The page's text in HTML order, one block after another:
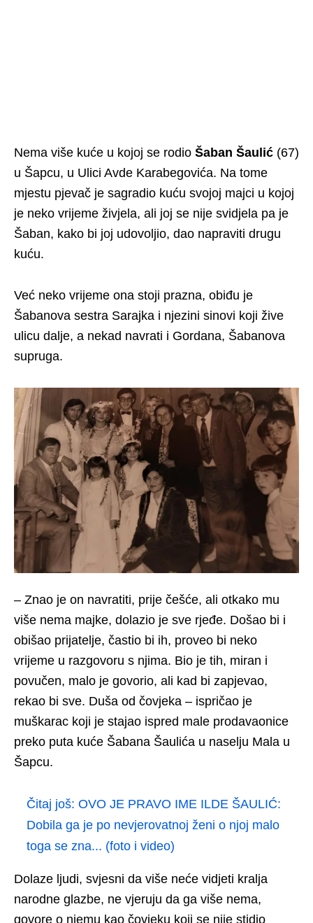
Nema više kuće u kojoj se rodio Šaban Šaulić (67)
u Šapcu, u Ulici Avde Karabegovića. Na tome
mjestu pjevač je sagradio kuću svojoj majci u kojoj
je neko vrijeme živjela, ali joj se nije svidjela pa je
Šaban, kako bi joj udovoljio, dao napraviti drugu
kuću.
Već neko vrijeme ona stoji prazna, obiđu je
Šabanova sestra Sarajka i njezini sinovi koji žive
ulicu dalje, a nekad navrati i Gordana, Šabanova
supruga.
– Znao je on navratiti, prije češće, ali otkako mu
više nema majke, dolazio je sve rjeđe. Došao bi i
obišao prijatelje, častio bi ih, proveo bi neko
vrijeme u razgovoru s njima. Bio je tih, miran i
povučen, malo je govorio, ali kad bi zapjevao,
rekao bi sve. Duša od čovjeka – ispričao je
muškarac koji je stajao ispred male prodavaonice
preko puta kuće Šabana Šaulića u naselju Mala u
Šapcu.
Čitaj još: OVO JE PRAVO IME ILDE ŠAULIĆ:
Dobila ga je po nevjerovatnoj ženi o njoj malo
toga se zna... (foto i video)
Dolaze ljudi, svjesni da više neće vidjeti kralja
narodne glazbe, ne vjeruju da ga više nema,
govore o njemu kao čovjeku koji se nije stidio